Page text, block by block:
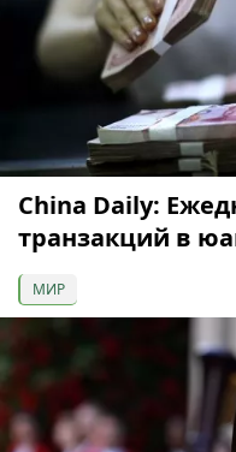
China Daily:
транзакций в
МИР